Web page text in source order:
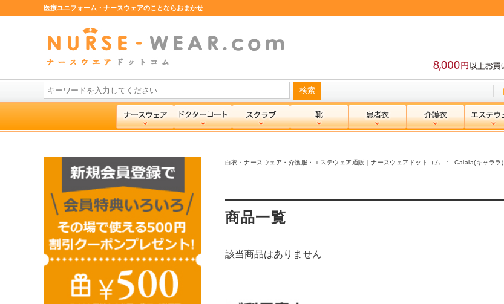
医療ユニフォーム・ナースウェアのことならおまかせ
白衣・ナースウェア・介護服・エステウェア通販｜ナースウェアドットコム Calala(キャララ)
商品一覧
該当商品はありません